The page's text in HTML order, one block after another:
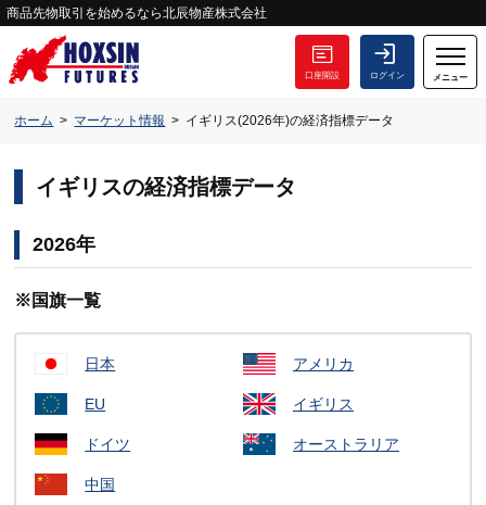
商品先物取引を始めるなら北辰物産株式会社
口座開設 ログイン メニュー
ホーム マーケット情報 イギリス(2026年)の経済指標データ
イギリスの経済指標データ
2026年
※国旗一覧
日本 アメリカ
EU イギリス
ドイツ オーストラリア
中国